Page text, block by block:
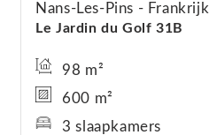
Le Jardin du Golf 31B
Nans-Les-Pins Frankrijk
98 m²
600 m²
3 slaapkamers